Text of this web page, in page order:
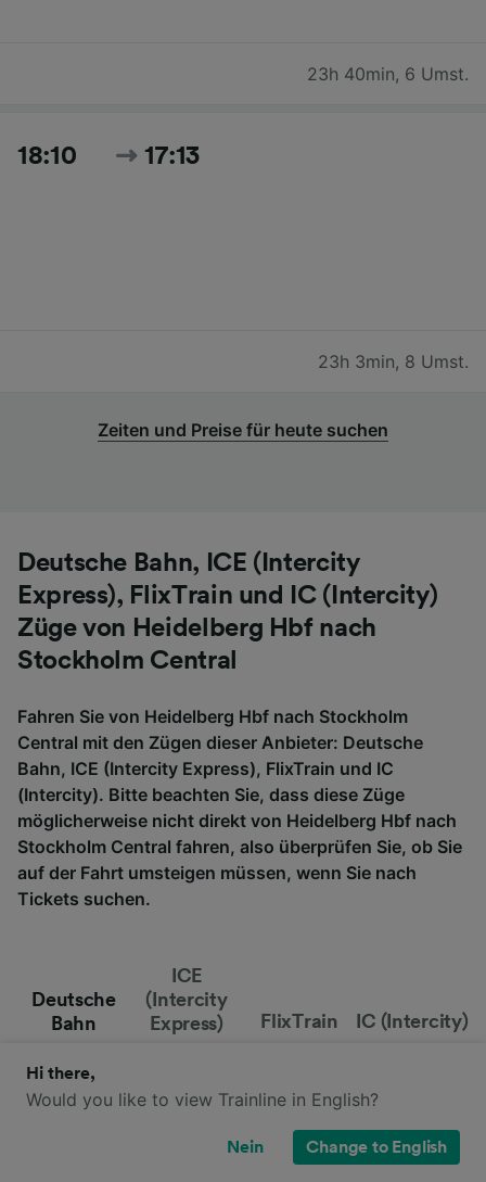
23h 40min, 6 Umst.
18:10 17:13
23h 3min, 8 Umst.
Zeiten und Preise für heute suchen
Deutsche Bahn, ICE (Intercity
Express), FlixTrain und IC (Intercity)
Züge von Heidelberg Hbf nach
Stockholm Central
Fahren Sie von Heidelberg Hbf nach Stockholm
Central mit den Zügen dieser Anbieter: Deutsche
Bahn, ICE (Intercity Express), FlixTrain und IC
(Intercity). Bitte beachten Sie, dass diese Züge
möglicherweise nicht direkt von Heidelberg Hbf nach
Stockholm Central fahren, also überprüfen Sie, ob Sie
auf der Fahrt umsteigen müssen, wenn Sie nach
Tickets suchen.
Deutsche
Bahn
ICE
(Intercity
Express)
FlixTrain IC (Intercity)
Hi there,
Would you like to view Trainline in English?
Nein Change to English